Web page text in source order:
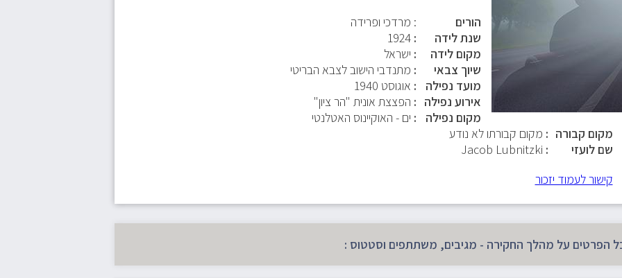
הורים
: מרדכי ופרידה
שנת לידה
1924
מקום לידה
ישראל
שיוך צבאי
מתנדבי הישוב לצבא הבריטי
מועד נפילה
אוגוסט 1940
אירוע נפילה
הפצצת אונית "הר ציון"
מקום נפילה
ים - האוקיינוס האטלנטי
מקום קבורה
מקום קבורתו לא נודע
שם לועזי
Jacob Lubnitzki
קישור לעמוד יזכור
הפרטים על מהלך החקירה - מגיבים, משתתפים וסטטוס :